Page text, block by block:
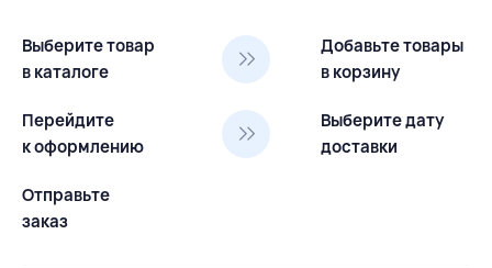
Выберите товар
в каталоге
Добавьте товары
в корзину
Перейдите
к оформлению
Выберите дату
доставки
Отправьте
заказ